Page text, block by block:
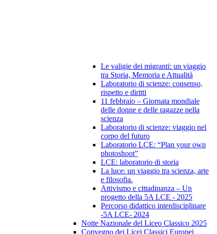
Le valigie dei migranti: un viaggio
tra Storia, Memoria e Attualità
Laboratorio di scienze: consenso,
rispetto e diritti
11 febbraio – Giornata mondiale
delle donne e delle ragazze nella
scienza
Laboratorio di scienze: viaggio nel
corpo del futuro
Laboratorio LCE: “Plan your own
photoshoot”
LCE: laboratorio di storia
La luce: un viaggio tra scienza, arte
e filosofia.
Attivismo e cittadinanza – Un
progetto della 5A LCE - 2025
Percorso didattico interdisciplinare
-5A LCE- 2024
Notte Nazionale del Liceo Classico 2025
Convegno dei Licei Classici Europei